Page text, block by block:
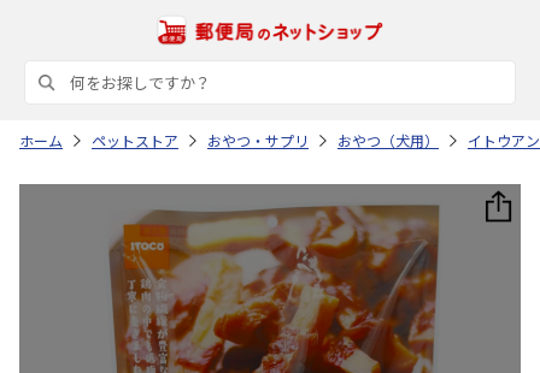
ホーム ペットストア おやつ・サプリ おやつ（犬用） イトウア